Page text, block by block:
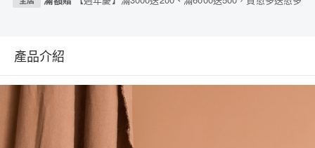
產品介紹